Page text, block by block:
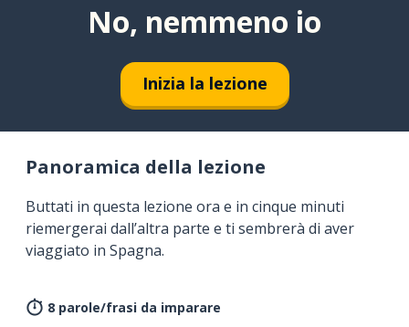
No, nemmeno io
Inizia la lezione
Panoramica della lezione
Buttati in questa lezione ora e in cinque minuti
riemergerai dall’altra parte e ti sembrerà di aver
viaggiato in Spagna.
8 parole/frasi da imparare